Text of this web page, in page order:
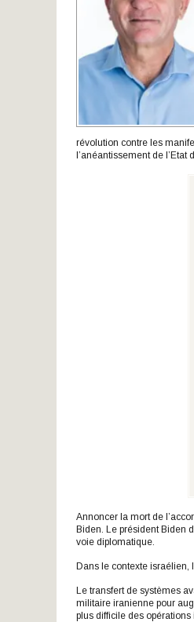
révolution contre les
l’anéantissement de l’Etat
Annoncer la mort de
Biden. Le président Biden
voie diplomatique.
Dans le contexte israélien,
Le transfert de systèmes
militaire iranienne pour
plus difficile des opérations